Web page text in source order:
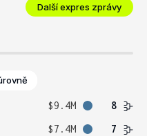
Další expres zprávy
$9.4M
8
$7.4M 7